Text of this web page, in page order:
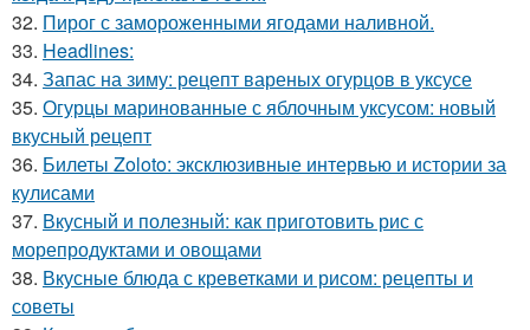
32. Пирог с замороженными ягодами наливной.
33. Headlines:
34. Запас на зиму: рецепт вареных огурцов в уксусе
35. Огурцы маринованные с яблочным уксусом: новый
вкусный рецепт
36. Билеты Zoloto: эксклюзивные интервью и истории за
кулисами
37. Вкусный и полезный: как приготовить рис с
морепродуктами и овощами
38. Вкусные блюда с креветками и рисом: рецепты и
советы